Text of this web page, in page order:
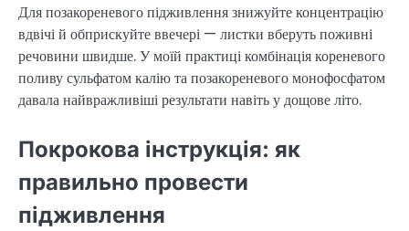
Для позакореневого підживлення знижуйте концентрацію
вдвічі й обприскуйте ввечері — листки вберуть поживні
речовини швидше. У моїй практиці комбінація кореневого
поливу сульфатом калію та позакореневого монофосфатом
давала найвражливіші результати навіть у дощове літо.
Покрокова інструкція: як
правильно провести
підживлення